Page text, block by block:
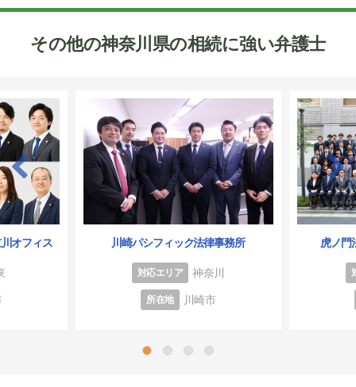
その他の神奈川県の相続に強い弁護士
オフィス 川崎パシフィック法律事務所
対応エリア 神奈川
所在地 川崎市
虎ノ門